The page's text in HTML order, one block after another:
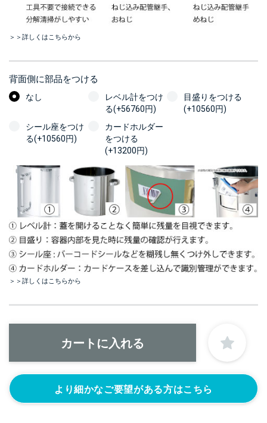
＞＞詳しくはこちらから
背面側に部品をつける
なし
レベル計をつけ
る(+56760円)
目盛りをつける
(+10560円)
シール座をつけ
る(+10560円)
カードホルダー
をつける
(+13200円)
＞＞詳しくはこちらから
より細かなご要望がある方はこちら